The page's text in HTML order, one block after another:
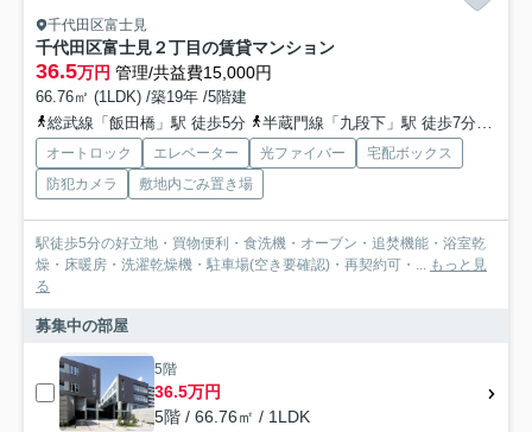
千代田区富士見
千代田区富士見２丁目の賃貸マンション
36.5万円 管理/共益費15,000円
66.76㎡ (1LDK) /築19年 /5階建
総武線「飯田橋」駅 徒歩5分
半蔵門線「九段下」駅 徒歩7分
オートロック エレベーター 光ファイバー
宅配ボックス
防犯カメラ
敷地内ごみ置き場
駅徒歩5分の好立地・買物便利・食洗機・オーブン・追焚機能・浴室乾
燥・床暖房・洗濯乾燥機・駐車場(空き要確認)・再契約可・...
もっと見
る
募集中の部屋
5階
36.5万円
5階 / 66.76㎡ / 1LDK